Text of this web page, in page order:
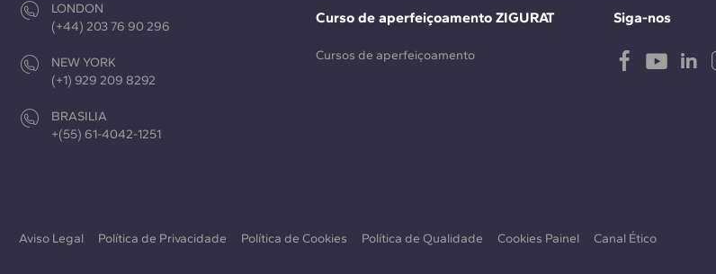
LONDON
(+44) 203 76 90 296
NEW YORK
(+1) 929 209 8292
BRASILIA
+(55) 61-4042-1251
Curso de aperfeiçoamento ZIGURAT
Cursos de aperfeiçoamento
Siga-nos
Aviso Legal Política de Privacidade Política de Cookies Política de Qualidade Cookies Painel Canal Ético